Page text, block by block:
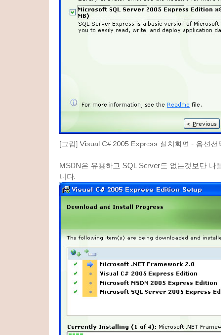
[그림] Visual C# 2005 Express 설치화면 - 옵션선
MSDN은 유용하고 SQL Server도 없는것보단 나
니다.